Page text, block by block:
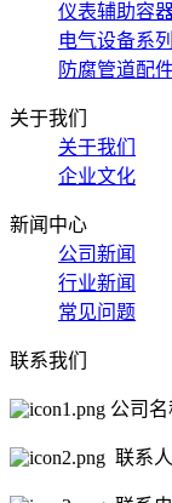
仪表辅助容
电气设备系列
防腐管道配
关于我们
关于我们
企业文化
新闻中心
公司新闻
行业新闻
常见问题
联系我们
公司
联系